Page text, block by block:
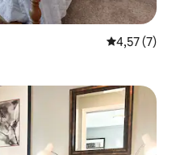
4,57 de
4,57 (7)